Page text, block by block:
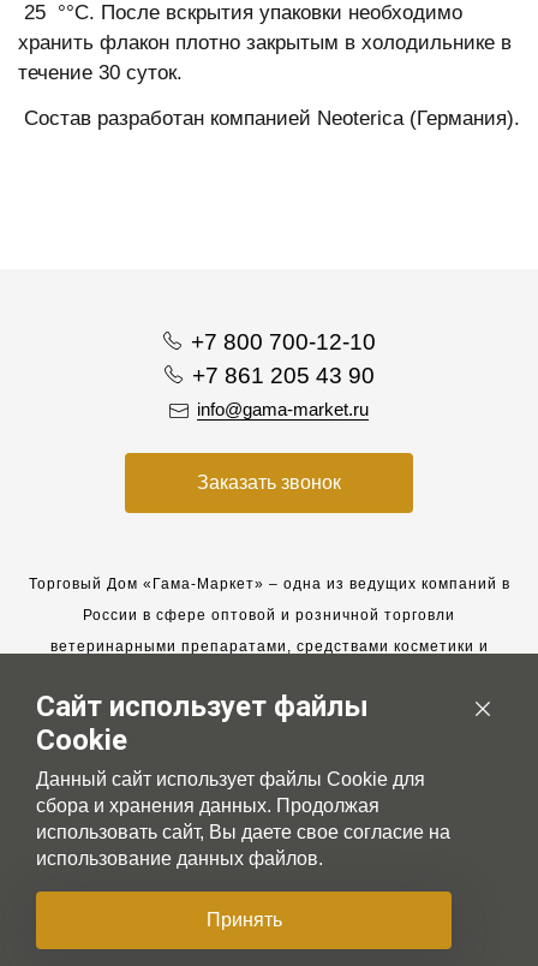
25 °°С. После вскрытия упаковки необходимо
хранить флакон плотно закрытым в холодильнике в
течение 30 суток.
Состав разработан компанией Neoterica (Германия).
+7 800 700-12-10
+7 861 205 43 90
info@gama-market.ru
Заказать звонок
Торговый Дом «Гама-Маркет» – одна из ведущих компаний в
России в сфере оптовой и розничной торговли
ветеринарными препаратами, средствами косметики и
Мы работаем с 2005 года. Мы приглашаем к сотрудничеству
новых клиентов и всегда рассчитываем на взаимовыгодные,
долгосрочные партнерские отношения.
Сайт использует файлы
Cookie
Данный сайт использует файлы Cookie для
сбора и хранения данных. Продолжая
использовать сайт, Вы даете свое согласие на
использование данных файлов.
Принять